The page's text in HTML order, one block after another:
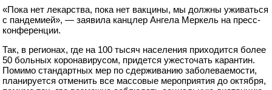
«Пока нет лекарства, пока нет вакцины, мы должны уживаться
с пандемией», — заявила канцлер Ангела Меркель на пресс-
конференции.
Так, в регионах, где на 100 тысяч населения приходится более
50 больных коронавирусом, придется ужесточать карантин.
Помимо стандартных мер по сдерживанию заболеваемости,
планируется отменить все массовые мероприятия до октября,